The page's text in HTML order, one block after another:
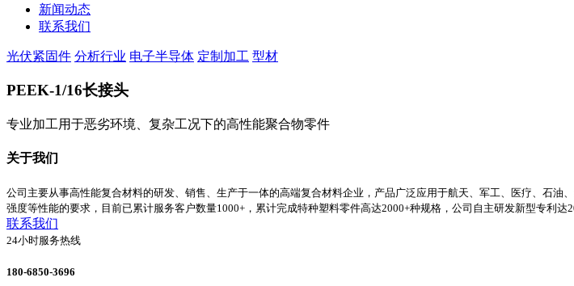
新闻动态
联系我们
光伏紧固件 分析行业 电子半导体 定制加工 型材
PEEK-1/16长接头
专业加工用于恶劣环境、复杂工况下的高性能聚合物零件
关于我们
公司主要从事高性能复合材料的研发、销售、生产于一体的高端复合材料企业，产品广泛应用于航天、军工、医疗、石
强度等性能的要求，目前已累计服务客户数量1000+，累计完成特种塑料零件高达2000+种规格，公司自主研发新型专利达
联系我们
24小时服务热线
180-6850-3696